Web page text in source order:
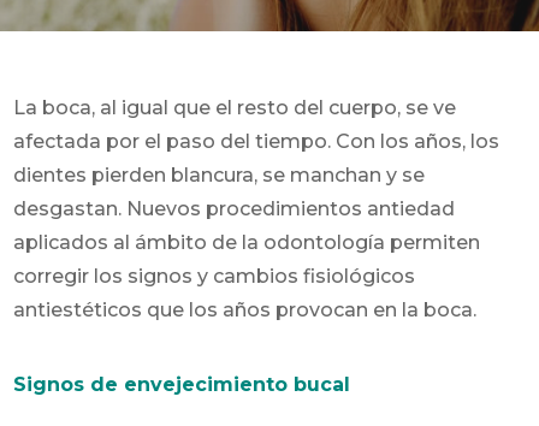
La boca, al igual que el resto del cuerpo, se ve
afectada por el paso del tiempo. Con los años, los
dientes pierden blancura, se manchan y se
desgastan. Nuevos procedimientos antiedad
aplicados al ámbito de la odontología permiten
corregir los signos y cambios fisiológicos
antiestéticos que los años provocan en la boca.
Signos de envejecimiento bucal